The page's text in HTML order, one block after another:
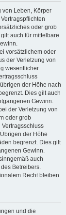
von Leben, Körper
oder grob
auch für mittelbare
vorsätzlichem oder
der Verletzung von
wesentlicher
der Höhe nach
Dies gilt auch
Gewinn.
der Verletzung von
oder grob
der Höhe
begrenzt. Dies gilt
Gewinn.
auch
Betreibers.
Recht bleiben
und die